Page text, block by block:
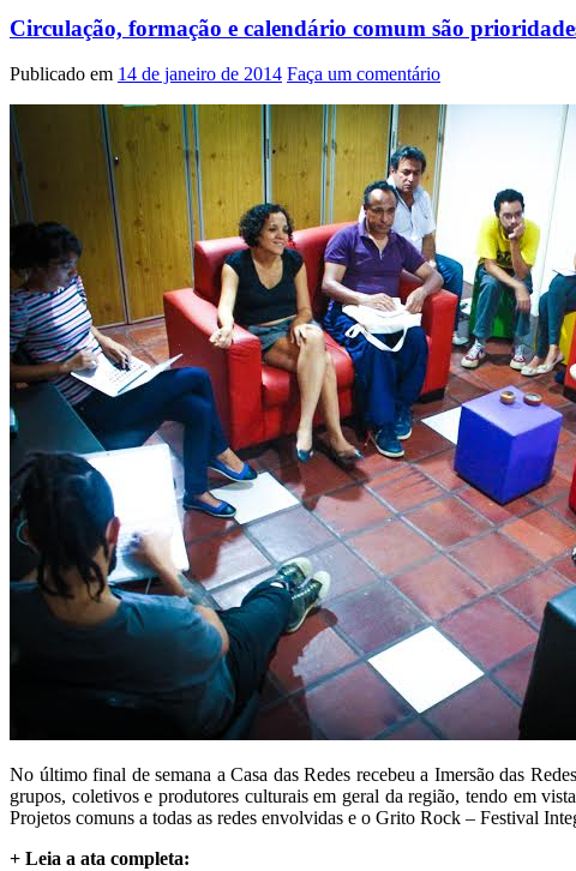
Circulação, formação e calendário comum são
Publicado em 14 de janeiro de 2014 Faça um comentário
No último final de semana a Casa das Redes recebeu a Imersão das
grupos, coletivos e produtores culturais em geral da região, tendo em
Projetos comuns a todas as redes envolvidas e o Grito Rock – Festival
+ Leia a ata completa: